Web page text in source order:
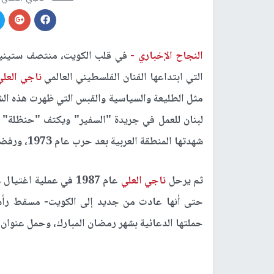
النجاح الإخباري - في قلب الكويت، منتصف
التي ابتداعها الفنان الفلسطيني العالميناجي
مثل الطليعة والسياسية والقبس التي ظهرت هذه
لبنان للعمل في جريدة "السفير" ويكتف
شهدتها المنطقة العربية بعد حرب عام 1973، ورفضه لحلول التسوية الأميركية في المنطقة
ثم يرحل ناجي العلي
عام 1987 في
حتى أنها عادت من جديد إلى الكويت- مسقط
حملتها الدعائية بشهر رمضان المبارك، وحمل عنوان